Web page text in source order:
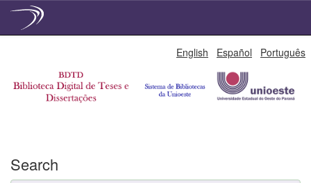
English Español Português
Search